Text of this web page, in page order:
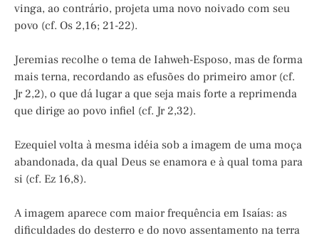
vinga, ao contrário, projeta uma novo noivado com seu
povo (cf. Os 2,16; 21-22).
Jeremias recolhe o tema de Iahweh-Esposo, mas de forma
mais terna, recordando as efusões do primeiro amor (cf.
Jr 2,2), o que dá lugar a que seja mais forte a reprimenda
que dirige ao povo infiel (cf. Jr 2,32).
Ezequiel volta à mesma idéia sob a imagem de uma moça
abandonada, da qual Deus se enamora e à qual toma para
si (cf. Ez 16,8).
A imagem aparece com maior frequência em Isaías: as
dificuldades do desterro e do novo assentamento na terra